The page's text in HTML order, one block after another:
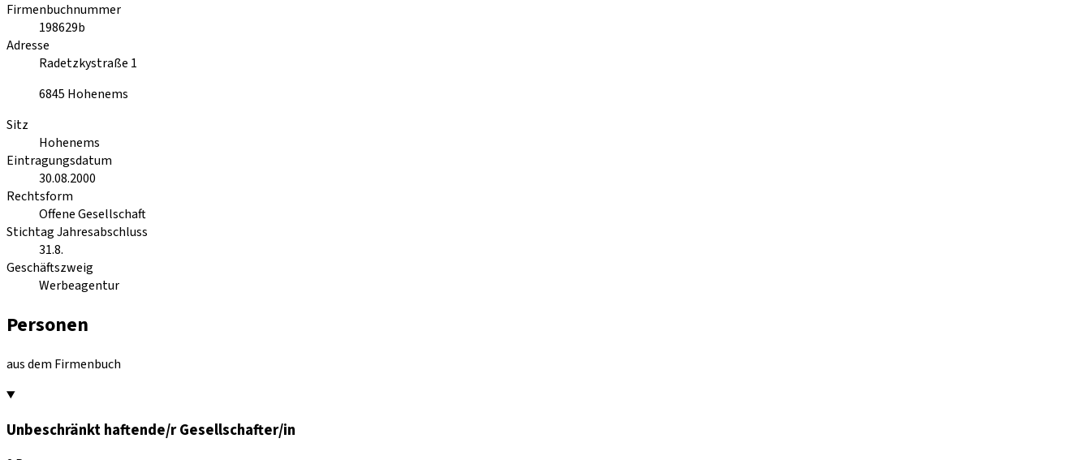
Firmenbuchnummer
198629b
Adresse
Radetzkystraße 1
6845 Hohenems
Sitz
Hohenems
Eintragungsdatum
30.08.2000
Rechtsform
Offene Gesellschaft
Stichtag Jahresabschluss
31.8.
Geschäftszweig
Werbeagentur
Personen
aus dem Firmenbuch
Unbeschränkt haftende/r Gesellschafter/in